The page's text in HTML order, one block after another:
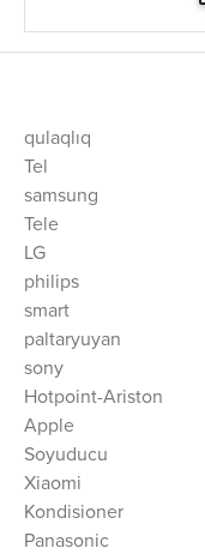
qulaqlıq
Tel
samsung
Tele
LG
philips
smart
paltaryuyan
sony
Hotpoint-Ariston
Apple
Soyuducu
Xiaomi
Kondisioner
Panasonic